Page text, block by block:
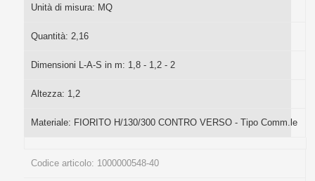
Unità di misura: MQ
Quantità: 2,16
Dimensioni L-A-S in m: 1,8 - 1,2 - 2
Altezza: 1,2
Materiale: FIORITO H/130/300 CONTRO VERSO - Tipo Comm.le
Codice articolo: 1000000548-40